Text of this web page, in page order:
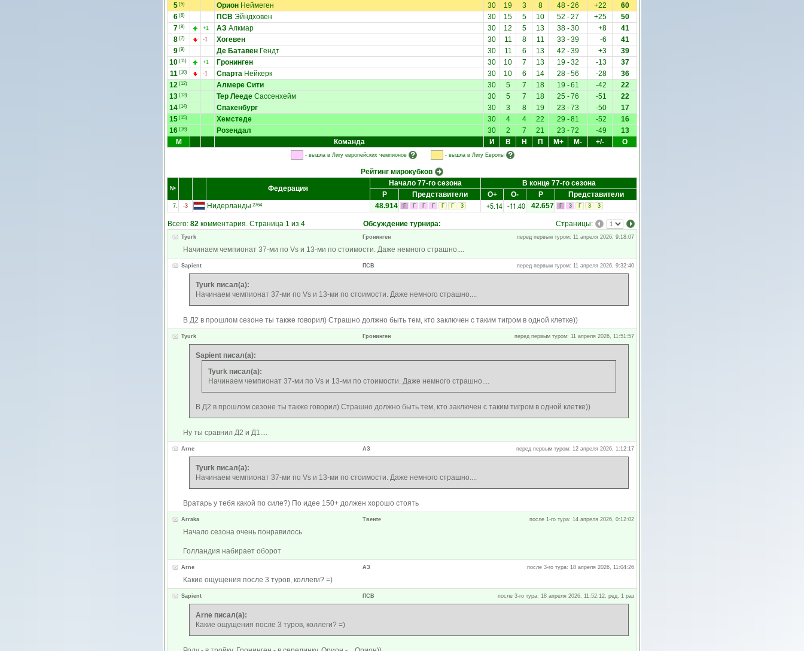
5 (5) Орион Неймеген 30 19 3 8 48 -26 +22
60
6 (6) ПСВ Эйндховен 30 15 5 10 52 -27 +25
50
7 (8) +1 АЗ Алкмар 30 12 5 13 38 -30 +8
41
8 (7) -1 Хогевен 30 11 8 11 33 -39 -6
41
9 (9) Де Батавен Гендт 30 11 6 13 42 -39 +3
39
10 (11) +1 Гронинген 30 10 7 13 19 -32 -13
37
11 (10) -1 Спарта Нейкерк 30 10 6 14 28 -56 -28
36
12 (12) Алмере Сити 30 5 7 18 19 -61 -42
22
13 (13) Тер Лееде Сассенхейм 30 5 7 18 25 -76 -51
22
14 (14) Спакенбург 30 3 8 19 23 -73 -50
17
15 (15) Хемстеде 30 4 4 22 29 -81 -52
16
16 (16) Розендал 30 2 7 21 23 -72 -49
13
М
Команда И В Н П М+ М- +/- О
- вышла в Лигу европейских чемпионов - вышла в Лигу Европы
Рейтинг мирокубков
№ Федерация
Начало 77-го сезона
В конце 77-го сезона
Р
Представители О+ О- Р Представители
7. -3 Нидерланды 2764 48.914 Г Г Г Г Г Г 3 +5.14 -11.40 42.657 Г 3 Г 3 3
Всего: 82 комментария. Страница 1 из 4 Обсуждение турнира: Страницы:
Tyurk Гронинген перед первым туром: 11 апреля 2026, 9:18:07
Начинаем чемпионат 37-ми по Vs и 13-ми по стоимости. Даже немного страшно....
Sapient ПСВ перед первым туром: 11 апреля 2026, 9:32:40
Tyurk писал(а):
Начинаем чемпионат 37-ми по Vs и 13-ми по стоимости. Даже немного страшно....
В Д2 в прошлом сезоне ты также говорил) Страшно должно быть тем, кто заключен с таким тигром в одной клетке))
Tyurk Гронинген перед первым туром: 11 апреля 2026, 11:51:57
Sapient писал(а):
Tyurk писал(а):
Начинаем чемпионат 37-ми по Vs и 13-ми по стоимости. Даже немного страшно....
В Д2 в прошлом сезоне ты также говорил) Страшно должно быть тем, кто заключен с таким тигром в одной клетке))
Ну ты сравнил Д2 и Д1....
Arne АЗ перед первым туром: 12 апреля 2026, 1:12:17
Tyurk писал(а):
Начинаем чемпионат 37-ми по Vs и 13-ми по стоимости. Даже немного страшно....
Вратарь у тебя какой по силе?) По идее 150+ должен хорошо стоять
Arraka Твенте после 1-го тура: 14 апреля 2026, 0:12:02
Начало сезона очень понравилось
Голландия набирает оборот
Arne АЗ после 3-го тура: 18 апреля 2026, 11:04:26
Какие ощущения после 3 туров, коллеги? =)
Sapient ПСВ после 3-го тура: 18 апреля 2026, 11:52:12, ред. 1 раз
Arne писал(а):
Какие ощущения после 3 туров, коллеги? =)